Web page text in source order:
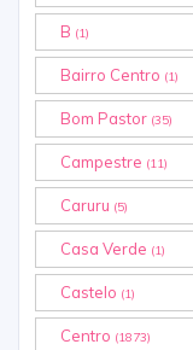
B (1)
Bairro Centro (1)
Bom Pastor (35)
Campestre (11)
Caruru (5)
Casa Verde (1)
Castelo (1)
Centro (1873)